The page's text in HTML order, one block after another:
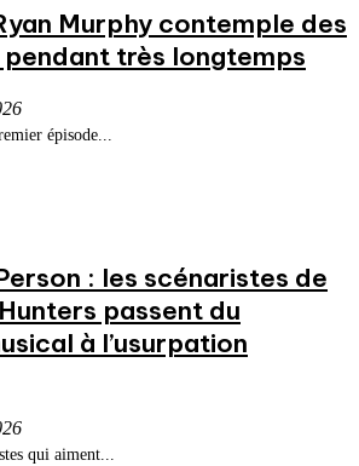
Murphy contemple des
pendant très longtemps
épisode...
: les scénaristes de
passent du
à l’usurpation
qui aiment...